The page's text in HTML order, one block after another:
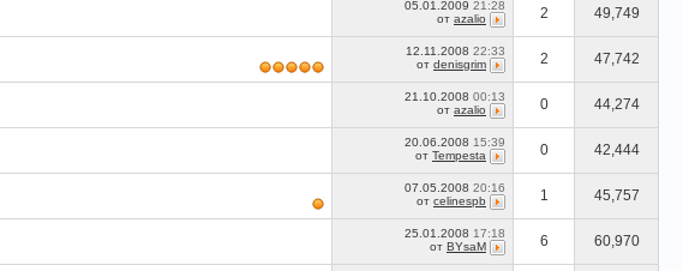
05.01.2009 21:28
от azalio 2 49,749
12.11.2008 22:33
от denisgrim 2 47,742
21.10.2008 00:13
от azalio 0 44,274
20.06.2008 15:39
от Tempesta 0 42,444
07.05.2008 20:16
от сelinespb 1 45,757
25.01.2008 17:18
от BYsaM 6 60,970